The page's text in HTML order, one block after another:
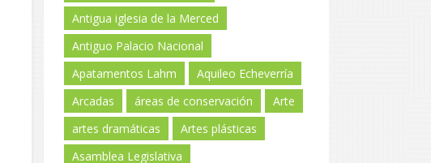
Antigua iglesia de la Merced
Antiguo Palacio Nacional
Apatamentos Lahm
Aquileo Echeverría
Arcadas
áreas de conservación
Arte
artes dramáticas
Artes plásticas
Asamblea Legislativa